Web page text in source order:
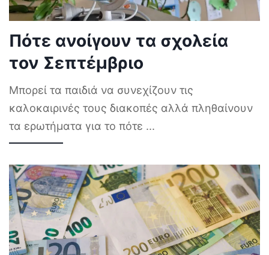
Πότε ανοίγουν τα σχολεία
τον Σεπτέμβριο
Μπορεί τα παιδιά να συνεχίζουν τις
καλοκαιρινές τους διακοπές αλλά πληθαίνουν
τα ερωτήματα για το πότε ...